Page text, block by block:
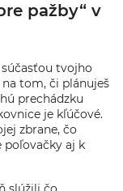
pažby“ v
tvojho
tom, či plánuješ
prechádzku
je kľúčové.
zbrane, čo
poľovačky aj k